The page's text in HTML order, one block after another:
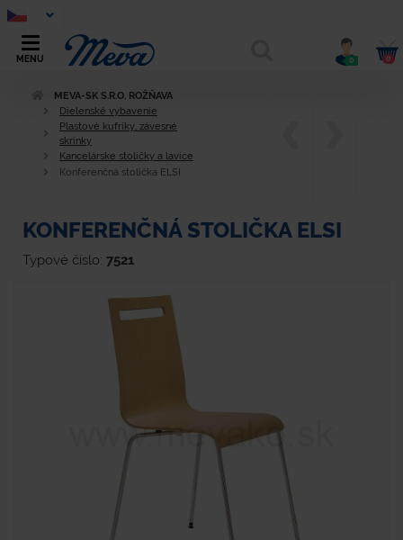
MENU 0 0
MEVA-SK S.R.O. ROŽŇAVA
Dielenské vybavenie
Plastové kufríky, závesné
skrinky
Kancelárske stoličky a lavice
Konferenčná stolička ELSI
KONFERENČNÁ STOLIČKA ELSI
Typové číslo: 7521